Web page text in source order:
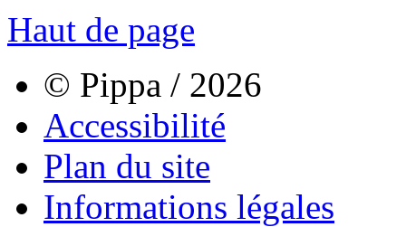
Haut de page
© Pippa / 2026
Accessibilité
Plan du site
Informations légales